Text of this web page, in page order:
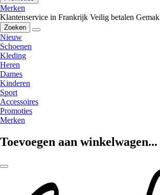
Merken
Klantenservice in Frankrijk Veilig betalen
Zoeken
Nieuw
Schoenen
Kleding
Heren
Dames
Kinderen
Sport
Accessoires
Promoties
Merken
Toevoegen aan winkelwagen...